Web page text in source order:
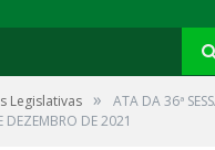
Legislativas »
ATA DA 36ª
DEZEMBRO DE 2021